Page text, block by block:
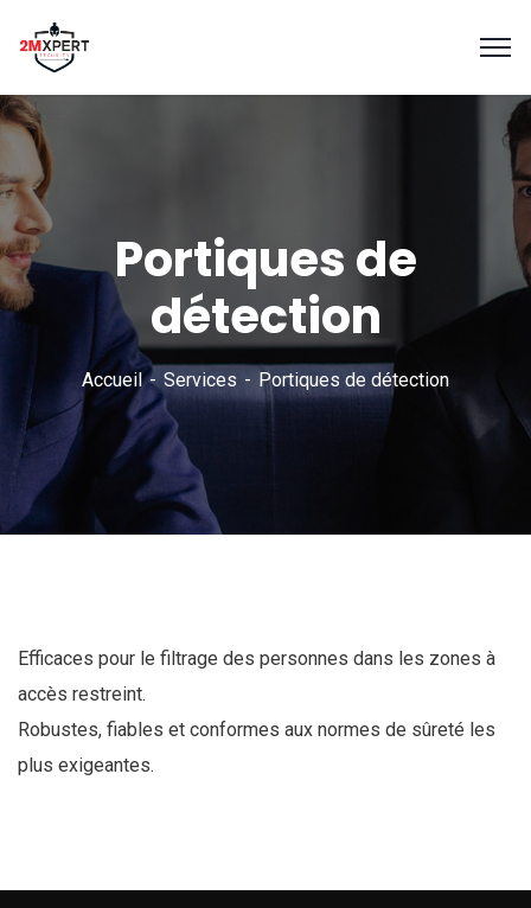
Portiques de
détection
Accueil Services Portiques de détection
Efficaces pour le filtrage des personnes dans les zones à
accès restreint.
Robustes, fiables et conformes aux normes de sûreté les
plus exigeantes.